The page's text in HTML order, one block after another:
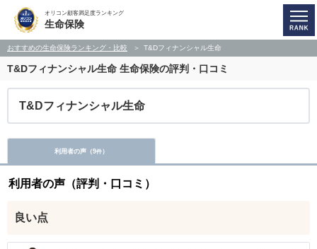
オリコン顧客満足度ランキング
生命保険
おすすめの生命保険ランキング・比較 T&Dフィナンシャル生命
T&Dフィナンシャル生命 生命保険の評判・口コミ
T&Dフィナンシャル生命
利用者の声（9件）
利用者の声（評判・口コミ）
良い点